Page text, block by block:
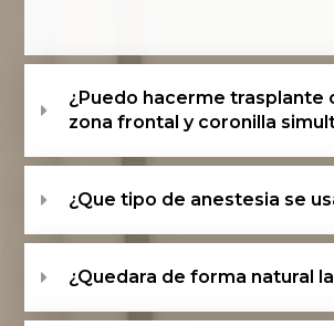
¿Puedo hacerme trasplante
zona frontal y coronilla
¿Que tipo de anestesia se
¿Quedara de forma natural